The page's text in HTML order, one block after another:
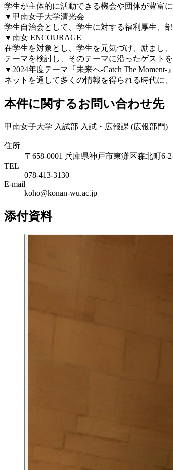
学生が主体的に活動できる機会や団体が豊富
▼甲南女子大学清光会
学生自治会として、学生に対する福利厚生、
▼南女 ENCOURAGE
在学生を対象とし、学生を元気づけ、励まし
テーマを検討し、そのテーマに沿ったゲスト
▼2024年度テーマ『未来へ-Catch The Moment-』
ネットを通して多くの情報を得られる時代に、
本件に関するお問い合わせ先
甲南女子大学 入試部 入試・広報課 (広報部門)
住所
〒658-0001 兵庫県神戸市東灘区森北町6-
TEL
078-413-3130
E-mail
koho@konan-wu.ac.jp
添付資料